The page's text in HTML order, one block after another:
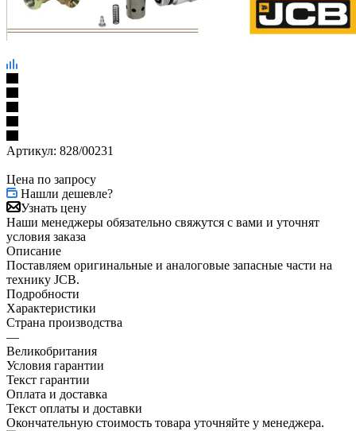
Артикул: 828/00231
Цена по запросу
Нашли дешевле?
Узнать цену
Наши менеджеры обязательно свяжутся с вами и уточнят
условия заказа
Описание
Поставляем оригинальные и аналоговые запасные части на
технику JCB.
Подробности
Характеристики
Страна производства
—
Великобритания
Условия гарантии
Текст гарантии
Оплата и доставка
Текст оплаты и доставки
Окончательную стоимость товара уточняйте у менеджера.